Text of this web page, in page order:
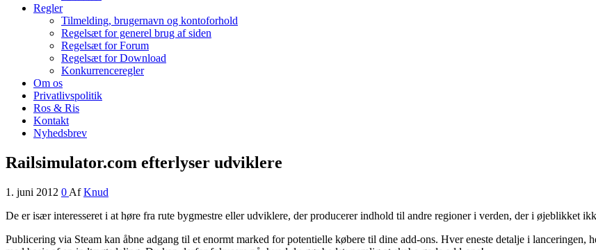
Regler
Tilmelding, brugernavn og kontoforhold
Regelsæt for generel brug af siden
Regelsæt for Forum
Regelsæt for Download
Konkurrenceregler
Om os
Privatlivspolitik
Ros & Ris
Kontakt
Nyhedsbrev
Railsimulator.com efterlyser udviklere
1. juni 2012 0 Af Knud
De er især interesseret i at høre fra rute bygmestre eller udviklere, der producerer indhold til andre regioner i verden, der i øjeblikket
Publicering via Steam kan åbne adgang til et enormt marked for potentielle købere til dine add-ons. Hver eneste detalje i